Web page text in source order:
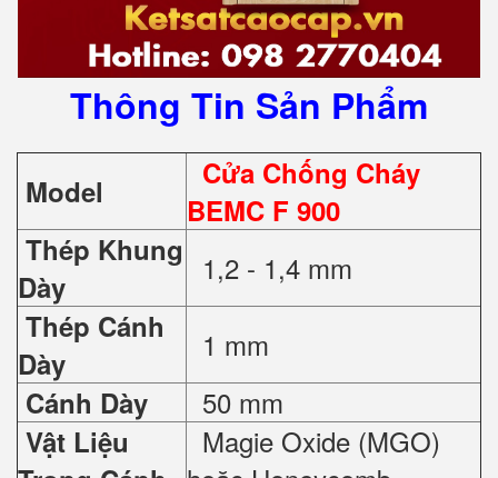
Thông Tin Sản Phẩm
Model
Cửa Chống Cháy
BEMC F 900
Thép Khung
Dày
1,2 - 1,4 mm
Thép Cánh
Dày
1 mm
Cánh Dày 50 mm
Vật Liệu
Magie Oxide (MGO)